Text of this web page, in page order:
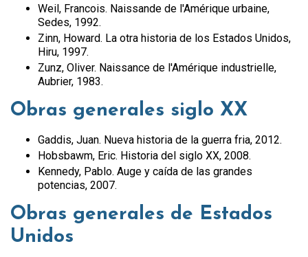
Weil, Francois. Naissande de l'Amérique urbaine,
Sedes, 1992.
Zinn, Howard. La otra historia de los Estados Unidos,
Hiru, 1997.
Zunz, Oliver. Naissance de l'Amérique industrielle,
Aubrier, 1983.
Obras generales siglo XX
Gaddis, Juan. Nueva historia de la guerra fria, 2012.
Hobsbawm, Eric. Historia del siglo XX, 2008.
Kennedy, Pablo. Auge y caída de las grandes
potencias, 2007.
Obras generales de Estados
Unidos